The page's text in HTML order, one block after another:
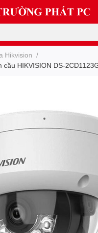
Hikvision /
cầu HIKVISION DS-